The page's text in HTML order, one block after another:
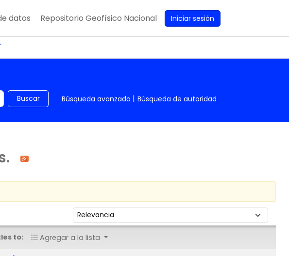
datos Repositorio Geofísico Nacional Iniciar sesión
Buscar Búsqueda avanzada Búsqueda de autoridad
Ordenar por:
to: Agregar a la lista